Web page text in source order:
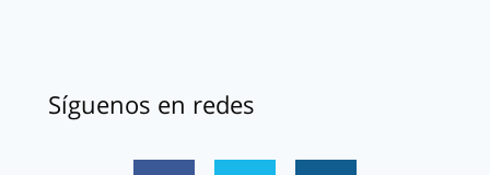
Síguenos en redes